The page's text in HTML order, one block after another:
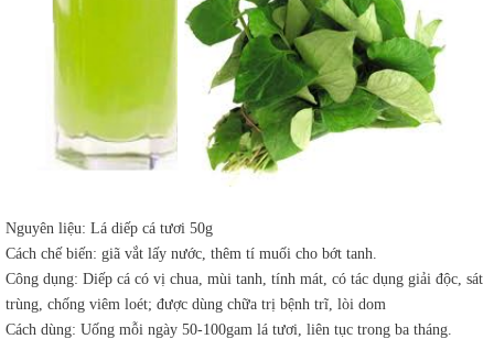
Nguyên liệu: Lá diếp cá tươi 50g
Cách chế biến: giã vắt lấy nước, thêm tí muối cho bớt tanh.
Công dụng: Diếp cá có vị chua, mùi tanh, tính mát, có tác dụng giải độc, sát
trùng, chống viêm loét; được dùng chữa trị bệnh trĩ, lòi dom
Cách dùng: Uống mỗi ngày 50-100gam lá tươi, liên tục trong ba tháng.